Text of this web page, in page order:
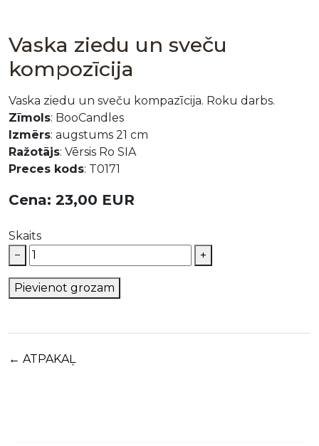
Vaska ziedu un sveču
kompozīcija
Vaska ziedu un sveču kompazīcija. Roku darbs.
Zīmols: BooCandles
Izmērs: augstums 21 cm
Ražotājs: Vērsis Ro SIA
Preces kods: T0171
Cena: 23,00 EUR
Skaits
−
+
Pievienot grozam
← ATPAKAĻ